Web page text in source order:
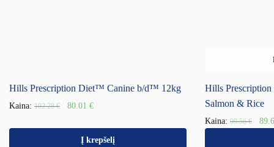
Hills Prescription Diet™ Canine b/d™ 12kg
Kaina: 102.28€ 80.01 €
Į krepšelį
Hills
Salmon & Rice
Kaina: 99.56€